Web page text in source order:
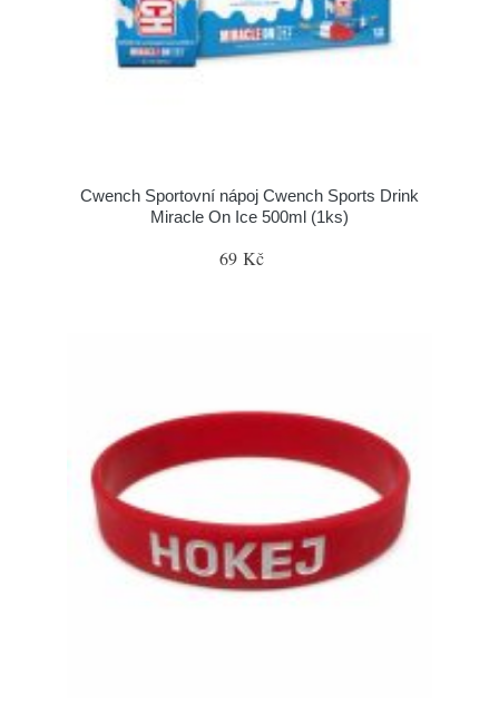
Cwench Sportovní nápoj Cwench Sports Drink
Miracle On Ice 500ml (1ks)
69 Kč